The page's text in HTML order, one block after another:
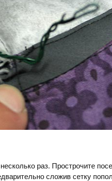
раз. Прострочите
сложив сетку